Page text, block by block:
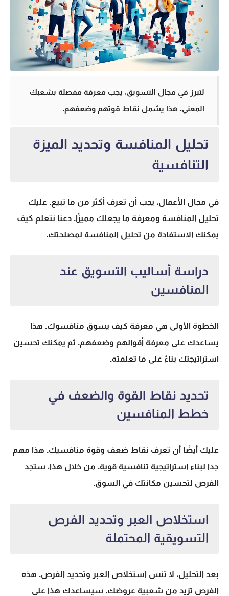
لتبرز في مجال التسويق، يجب معرفة مفصلة بشعبك
المعني. هذا يشمل نقاط قوتهم وضعفهم.
تحليل المنافسة وتحديد الميزة
التنافسية
في مجال الأعمال، يجب أن تعرف أكثر من ما تبيع. عليك
تحليل المنافسة ومعرفة ما يجعلك مميزًا. دعنا نتعلم كيف
يمكنك الاستفادة من تحليل المنافسة لمصلحتك.
دراسة أساليب التسويق عند
المنافسين
الخطوة الأولى هي معرفة كيف يسوق منافسوك. هذا
يساعدك على معرفة أقوالهم وضعفهم. ثم يمكنك تحسين
استراتيجتك بناءً على ما تعلمته.
تحديد نقاط القوة والضعف في
خطط المنافسين
عليك أيضًا أن تعرف نقاط ضعف وقوة منافسيك. هذا مهم
جدا لبناء استراتيجية تنافسية قوية. من خلال هذا، ستجد
الفرص لتحسين مكانتك في السوق.
استخلاص العبر وتحديد الفرص
التسويقية المحتملة
بعد التحليل، لا تنس استخلاص العبر وتحديد الفرص. هذه
الفرص تزيد من شعبية عروضك. سيساعدك هذا على